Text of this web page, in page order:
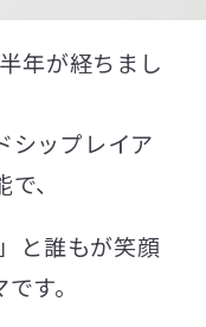
年が経ちまし
シップレイア
、
と誰もが笑顔
す。